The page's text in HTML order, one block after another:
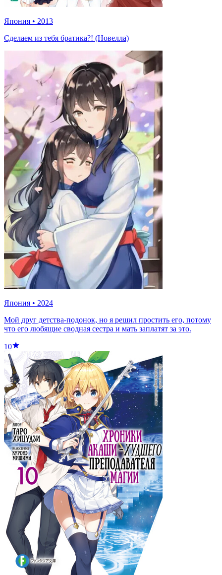
Япония • 2013
Сделаем из тебя братика?! (Новелла)
Япония • 2024
Мой друг детства-подонок, но я решил простить его, потому
что его любящие сводная сестра и мать заплатят за это.
10